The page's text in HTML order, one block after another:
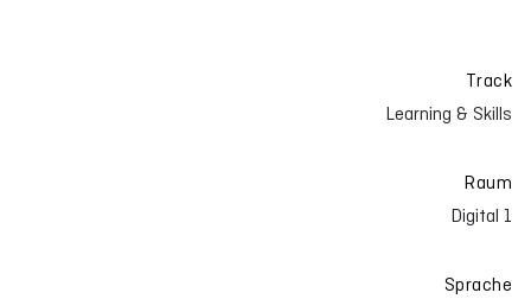
Track
Learning & Skills
Raum
Digital 1
Sprache